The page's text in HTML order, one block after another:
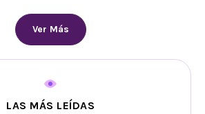
Ver Más
LAS MÁS LEÍDAS